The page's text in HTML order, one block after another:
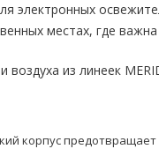
электронных
местах, где
из линеек
корпус